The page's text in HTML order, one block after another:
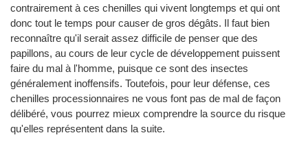
contrairement à ces chenilles qui vivent longtemps et qui ont
donc tout le temps pour causer de gros dégâts. Il faut bien
reconnaître qu'il serait assez difficile de penser que des
papillons, au cours de leur cycle de développement puissent
faire du mal à l'homme, puisque ce sont des insectes
généralement inoffensifs. Toutefois, pour leur défense, ces
chenilles processionnaires ne vous font pas de mal de façon
délibéré, vous pourrez mieux comprendre la source du risque
qu'elles représentent dans la suite.